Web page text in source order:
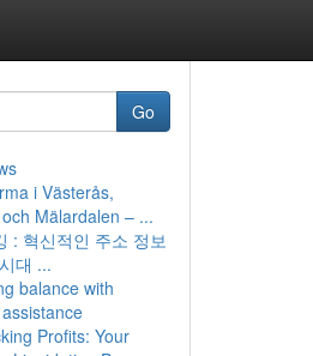
Go
i Västerås,
Mälardalen – ...
: 혁신적인 주소 정보
대 ...
balance with
Profits: Your